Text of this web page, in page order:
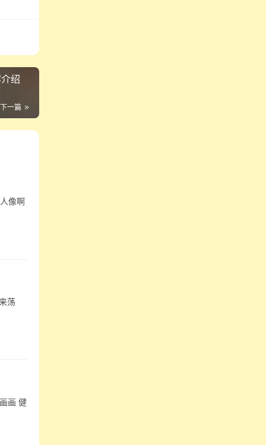
绍
下一篇
像啊
荡
画 健